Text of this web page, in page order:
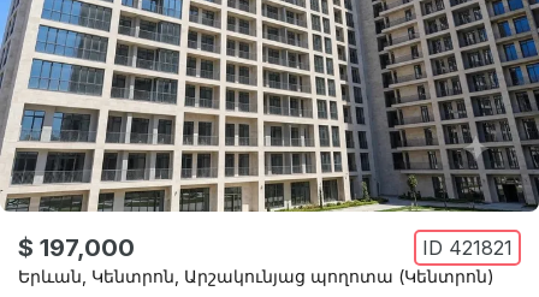
$ 197,000 ID 421821
Երևան Կենտրոն Արշակունյաց պողոտա (Կենտրոն)